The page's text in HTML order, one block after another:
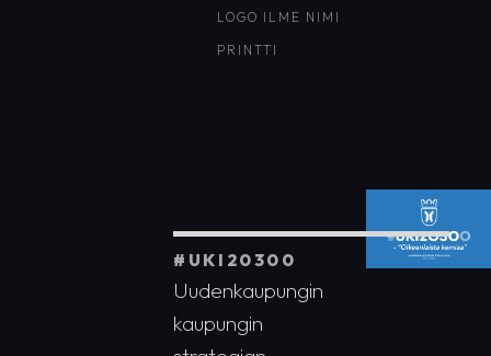
LOGO ILME NIMI
PRINTTI
#UKI20300
Uudenkaupungin
kaupungin